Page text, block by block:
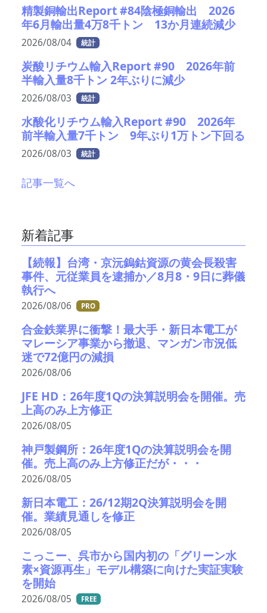
精製銅輸出Report #84陰極銅輸出 2026
年6月輸出量4万8千トン 13か月連続減少
2026/08/04 統計
炭酸リチウム輸入Report #90 2026年前
半輸入量8千トン 2年ぶりに減少
2026/08/03 統計
水酸化リチウム輸入Report #90 2026年
前半輸入量7千トン 9年ぶり1万トン下回る
2026/08/03 統計
記事一覧へ
新着記事
【続報】台湾・京沅鎢鈷資源の黄会長殺害
事件、元従業員を逮捕か／8月8・9日に葬儀
執行へ
2026/08/06 PRO
合金鉄業界に衝撃！最大手・新日本電工が
マレーシア事業から撤退、マンガン市況低
迷で72億円の減損
2026/08/06
JFE HD：26年度1Qの決算説明会を開催。売
上高のみ上方修正
2026/08/05
神戸製鋼所：26年度1Qの決算説明会を開
催。売上高のみ上方修正だが・・・
2026/08/05
新日本電工：26/12期2Q決算説明会を開
催。業績見通しを修正
2026/08/05
こっこー、呉市から国内初の「グリーン水
素×資源再生」モデル構築に向けた実証実験
を開始
2026/08/05 FREE